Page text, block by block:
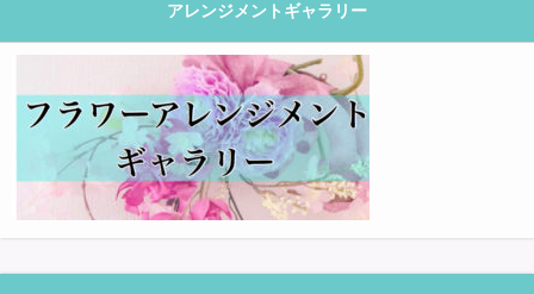
アレンジメントギャラリー